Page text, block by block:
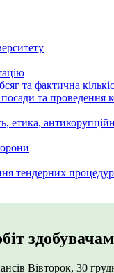
та фактична
та проведення
етика,
тендерних процедур
Вівторок, 30